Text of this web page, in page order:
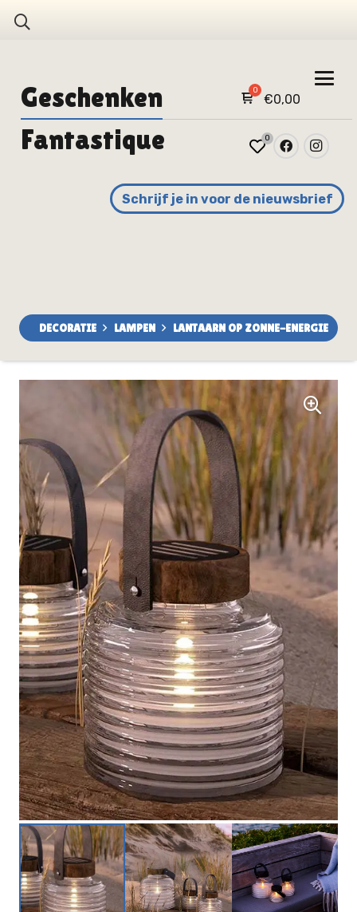
Geschenken €0,00
Fantastique 0
Schrijf je in voor de nieuwsbrief
DECORATIE LAMPEN LANTAARN OP ZONNE-ENERGIE